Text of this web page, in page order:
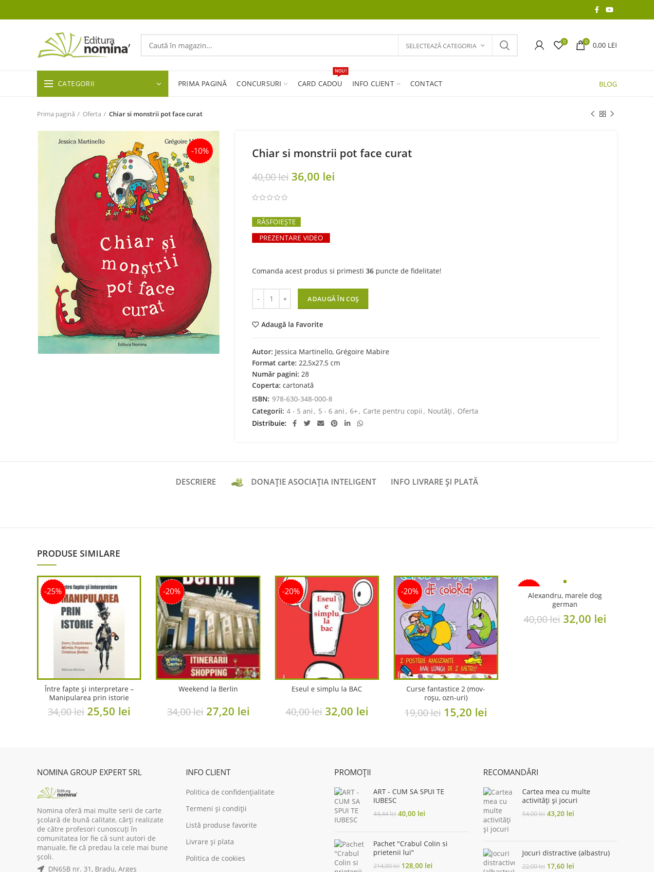
SELECTEAZĂ CATEGORIA 0 0 0,00 LEI
CATEGORII PRIMA PAGINĂ CONCURSURI CARD CADOU
NOU!
INFO CLIENT CONTACT BLOG
Prima pagină Oferta Chiar si monstrii pot face curat
-10% Chiar si monstrii pot face curat
40,00lei Original
40,00 lei.
36,00 lei
RĂSFOIEȘTE
PREZENTARE VIDEO
Comanda acest produs si primesti36 puncte de fidelitate!
ADAUGĂ ÎN COȘ
Adaugă la Favorite
Autor: Jessica Martinello, Grégoire Mabire
Format carte: 22,5x27,5 cm
Număr pagini: 28
Coperta: cartonată
ISBN: 978-630-348-000-8
Categorii: 4 - 5 ani , 5 - 6 ani , 6+, Carte pentru copii , Noutăți , Oferta
Distribuie
DESCRIERE DONAȚIE ASOCIAȚIA INTELIGENT INFO LIVRARE ȘI PLATĂ
PRODUSE SIMILARE
-25%
Între fapte și interpretare –
Manipularea prin istorie
34,00lei Original
25,50 lei Current
-20%
Weekend la Berlin
34,00lei Original
27,20 leiCurrent
-20%
Eseul e simplu la BAC
40,00lei Original
32,00 leiCurrent
-20%
Curse fantastice 2 (mov-
roșu, ozn-uri)
19,00lei Original
15,20 lei
-20%
Alexandru, marele dog
german
40,00lei Original
32,00 leiCurrent
NOMINA GROUP EXPERT SRL
Nomina oferă mai multe serii de carte
școlară de bună calitate, cărți realizate
de către profesori cunoscuți în
comunitatea lor fie că sunt autori de
manuale, fie că predau la cele mai bune
școli.
DN65B nr. 31, Bradu, Argeș
INFO CLIENT
Politica de confidențialitate
Termeni și condiții
Listă produse favorite
Livrare și plata
Politica de cookies
PROMOȚII
ART - CUM SA SPUI TE
IUBESC
44,44lei Original
44,44 lei.
40,00 lei
40,00 lei.
Pachet "Crabul Colin si
prietenii lui"
214,00lei Original
128,00 lei
RECOMANDĂRI
Cartea mea cu multe
activități și jocuri
54,00lei Original
43,20 leiCurrent
Jocuri distractive (albastru)
22,00lei Original
17,60 leiCurrent